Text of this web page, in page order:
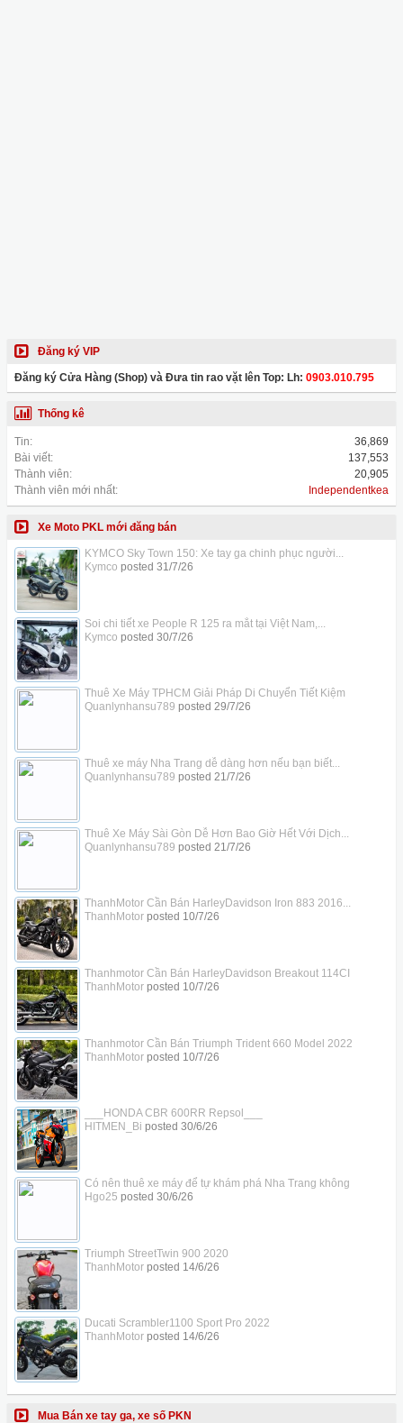
Đăng ký VIP
Đăng ký Cửa Hàng (Shop) và Đưa tin rao vặt lên Top: Lh: 0903.010.795
Thống kê
Tin:
36,869
Bài viết:
137,553
Thành viên:
20,905
Thành viên mới nhất:
Independentkea
Xe Moto PKL mới đăng bán
KYMCO Sky Town 150: Xe tay ga chinh phục người...
Kymco posted 31/7/26
Soi chi tiết xe People R 125 ra mắt tại Việt Nam,...
Kymco posted 30/7/26
Thuê Xe Máy TPHCM Giải Pháp Di Chuyển Tiết Kiệm
Quanlynhansu789 posted 29/7/26
Thuê xe máy Nha Trang dễ dàng hơn nếu bạn biết...
Quanlynhansu789 posted 21/7/26
Thuê Xe Máy Sài Gòn Dễ Hơn Bao Giờ Hết Với Dịch...
Quanlynhansu789 posted 21/7/26
ThanhMotor Cần Bán HarleyDavidson Iron 883 2016...
ThanhMotorposted 10/7/26
Thanhmotor Cần Bán HarleyDavidson Breakout 114CI
ThanhMotorposted 10/7/26
Thanhmotor Cần Bán Triumph Trident 660 Model 2022
ThanhMotorposted 10/7/26
___HONDA CBR 600RR Repsol___
HITMEN_Bi posted 30/6/26
Có nên thuê xe máy để tự khám phá Nha Trang không
Hgo25 posted 30/6/26
Triumph StreetTwin 900 2020
ThanhMotorposted 14/6/26
Ducati Scrambler1100 Sport Pro 2022
ThanhMotorposted 14/6/26
Mua Bán xe tay ga, xe số PKN